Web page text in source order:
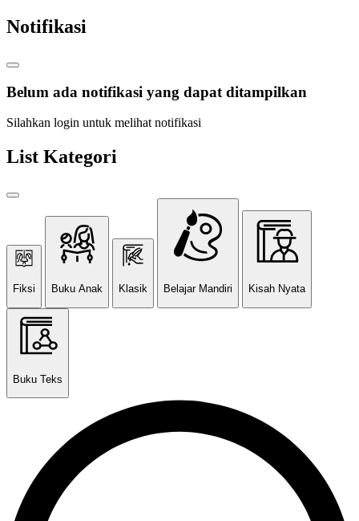
Notifikasi
Belum ada notifikasi yang dapat ditampilkan
Silahkan login untuk melihat notifikasi
List Kategori
Fiksi Buku Anak Klasik Belajar Mandiri Kisah Nyata
Buku Teks